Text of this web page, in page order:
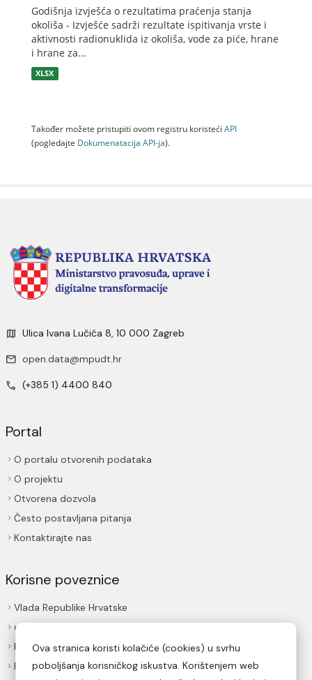
Godišnja izvješća o rezultatima praćenja stanja
okoliša - Izvješće sadrži rezultate ispitivanja vrste i
aktivnosti radionuklida iz okoliša, vode za piće, hrane
i hrane za...
XLSX
Također možete pristupiti ovom registru koristeći API
(pogledajte Dokumenаtаcijа API-jа).